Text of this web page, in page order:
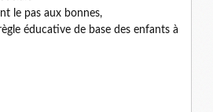
le pas aux bonnes,
éducative de base des enfants à